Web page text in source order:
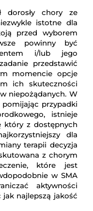
dorosły chory ze
istotne dla
przed wyborem
powinny być
i/lub jego
przedstawić
momencie opcje
ich skuteczności
niepożądanych. W
pomijając przypadki
istnieje
który z dostępnych
dla
terapii decyzja
z chorym
które jest
w SMA
aktywności
najlepszą jakość